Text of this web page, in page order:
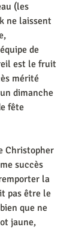
(les
ne laissent
de
est le fruit
mérité
dimanche
fête
Christopher
succès
la
pas être le
que ne
jaune,